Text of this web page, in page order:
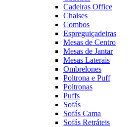
Cadeiras Office
Chaises
Combos
Espreguiçadeiras
Mesas de Centro
Mesas de Jantar
Mesas Laterais
Ombrelones
Poltrona e Puff
Poltronas
Puffs
Sofás
Sofás Cama
Sofás Retráteis